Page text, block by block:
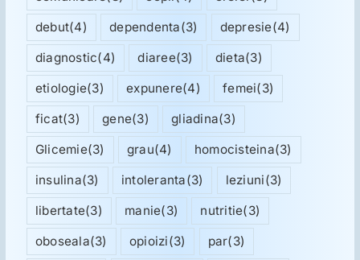
debut(4) dependenta(3) depresie(4)
diagnostic(4) diaree(3) dieta(3)
etiologie(3) expunere(4) femei(3)
ficat(3) gene(3) gliadina(3)
Glicemie(3) grau(4) homocisteina(3)
insulina(3) intoleranta(3) leziuni(3)
libertate(3) manie(3) nutritie(3)
oboseala(3) opioizi(3) par(3)